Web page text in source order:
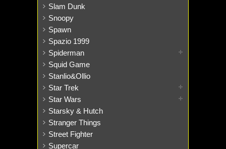
Slam Dunk
Snoopy
Spawn
Spazio 1999
Spiderman
Squid Game
Stanlio&Ollio
Star Trek
Star Wars
Starsky & Hutch
Stranger Things
Street Fighter
Supercar